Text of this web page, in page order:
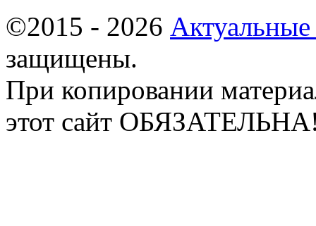
©2015 - 2026
защищены.
При копировании
этот сайт